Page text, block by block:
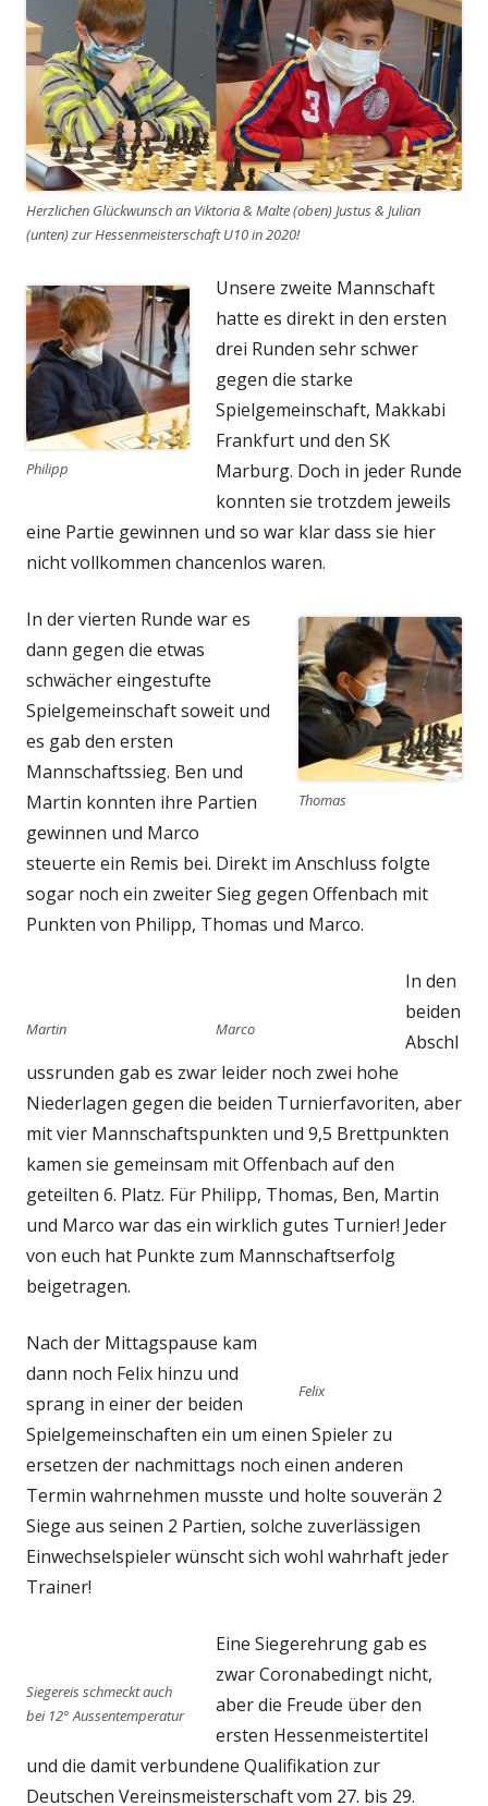
Herzlichen Glückwunsch an Viktoria & Malte (oben) Justus & Julian
(unten) zur Hessenmeisterschaft U10 in 2020!
Philipp
Unsere zweite Mannschaft
hatte es direkt in den ersten
drei Runden sehr schwer
gegen die starke
Spielgemeinschaft, Makkabi
Frankfurt und den SK
Marburg. Doch in jeder Runde
konnten sie trotzdem jeweils
eine Partie gewinnen und so war klar dass sie hier
nicht vollkommen chancenlos waren.
Thomas
In der vierten Runde war es
dann gegen die etwas
schwächer eingestufte
Spielgemeinschaft soweit und
es gab den ersten
Mannschaftssieg. Ben und
Martin konnten ihre Partien
gewinnen und Marco
steuerte ein Remis bei. Direkt im Anschluss folgte
sogar noch ein zweiter Sieg gegen Offenbach mit
Punkten von Philipp, Thomas und Marco.
Martin Marco
In den
beiden
Abschl
ussrunden gab es zwar leider noch zwei hohe
Niederlagen gegen die beiden Turnierfavoriten, aber
mit vier Mannschaftspunkten und 9,5 Brettpunkten
kamen sie gemeinsam mit Offenbach auf den
geteilten 6. Platz. Für Philipp, Thomas, Ben, Martin
und Marco war das ein wirklich gutes Turnier! Jeder
von euch hat Punkte zum Mannschaftserfolg
beigetragen.
Felix
Nach der Mittagspause kam
dann noch Felix hinzu und
sprang in einer der beiden
Spielgemeinschaften ein um einen Spieler zu
ersetzen der nachmittags noch einen anderen
Termin wahrnehmen musste und holte souverän 2
Siege aus seinen 2 Partien, solche zuverlässigen
Einwechselspieler wünscht sich wohl wahrhaft jeder
Trainer!
Siegereis schmeckt auch
bei 12° Aussentemperatur
Eine Siegerehrung gab es
zwar Coronabedingt nicht,
aber die Freude über den
ersten Hessenmeistertitel
und die damit verbundene Qualifikation zur
Deutschen Vereinsmeisterschaft vom 27. bis 29.